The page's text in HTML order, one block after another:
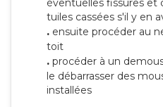
éventuelles fissures et
tuiles cassées s'il y en
. ensuite procéder au
toit
. procéder à un
le débarrasser des
installées